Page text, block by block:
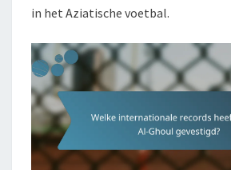
in het Aziatische voetbal.